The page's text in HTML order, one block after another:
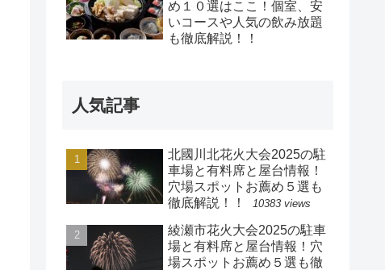
め１０選はここ！個室、安
いコースや人気の飲み放題
も徹底解説！！
人気記事
北國川北花火大会2025の駐
車場と有料席と屋台情報！
穴場スポットお薦め５選も
徹底解説！！
10383 views
綾瀬市花火大会2025の駐車
場と有料席と屋台情報！穴
場スポットお薦め５選も徹